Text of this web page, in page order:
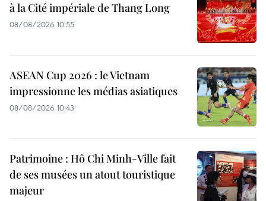
à la Cité impériale de Thang Long
08/08/2026 10:55
ASEAN Cup 2026 : le Vietnam
impressionne les médias asiatiques
08/08/2026 10:43
Patrimoine : Hô Chi Minh-Ville fait
de ses musées un atout touristique
majeur